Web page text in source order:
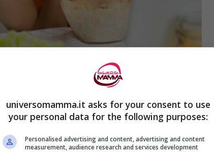
universomamma.it asks for your consent to use
your personal data for the following purposes:
Personalised advertising and content, advertising and content
measurement, audience research and services development